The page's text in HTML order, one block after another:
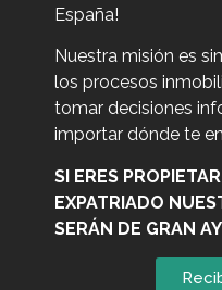
España!
Nuestra misión es
los procesos
tomar decisiones
importar dónde te
SI ERES
EXPATRIADO
SERÁN DE GRAN